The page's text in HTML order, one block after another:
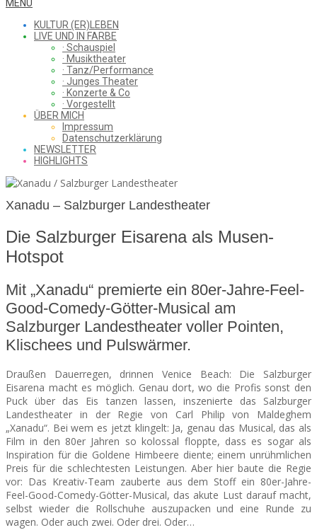
WHAT
SAW
FROM
THE
CHEAP
SEATS
Menu
MENU
KULTUR (ER)LEBEN
LIVE UND IN FARBE
· Schauspiel
· Musiktheater
· Tanz/Performance
· Junges Theater
· Konzerte & Co
· Vorgestellt
ÜBER MICH
Impressum
Datenschutzerklärung
NEWSLETTER
HIGHLIGHTS
Xanadu – Salzburger Landestheater
Die Salzburger Eisarena als Musen-
Hotspot
Mit „Xanadu“ premierte ein 80er-Jahre-Feel-
Good-Comedy-Götter-Musical am
Salzburger Landestheater voller Pointen,
Klischees und Pulswärmer.
Draußen Dauerregen, drinnen Venice Beach: Die Salzburger
Eisarena macht es möglich. Genau dort, wo die Profis sonst den
Puck über das Eis tanzen lassen, inszenierte das Salzburger
Landestheater in der Regie von Carl Philip von Maldeghem
„Xanadu“. Bei wem es jetzt klingelt: Ja, genau das Musical, das als
Film in den 80er Jahren so kolossal floppte, dass es sogar als
Inspiration für die Goldene Himbeere diente; einem unrühmlichen
Preis für die schlechtesten Leistungen. Aber hier baute die Regie
vor: Das Kreativ-Team zauberte aus dem Stoff ein 80er-Jahre-
Feel-Good-Comedy-Götter-Musical, das akute Lust darauf macht,
selbst wieder die Rollschuhe auszupacken und eine Runde zu
wagen. Oder auch zwei. Oder drei. Oder…